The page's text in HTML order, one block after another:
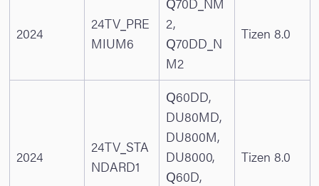
2024
24TV_PRE
MIUM6
2,
Q70DD_N
M2
Tizen 8.0
2024
24TV_STA
NDARD1
Q60DD,
DU80MD,
DU800M,
DU8000,
Q60D,
Tizen 8.0